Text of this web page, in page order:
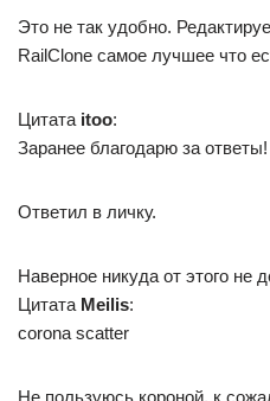
Это не так удобно.
RailClone самое лучшее что
Цитата itoo:
Заранее благодарю за ответы!
Ответил в личку.
Наверное никуда от этого не
Цитата Meilis:
corona scatter
Не пользуюсь короной, к